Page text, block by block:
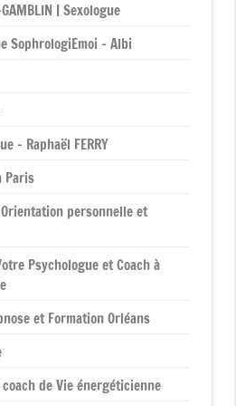
| Sexologue
SophrologiEmoi – Albi
– Raphaël FERRY
Paris
personnelle et
Psychologue et Coach à
et Formation Orléans
de Vie énergéticienne